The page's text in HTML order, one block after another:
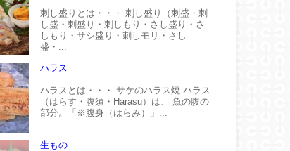
刺し盛りとは・・・ 刺し盛り（刺盛・刺
し盛・刺盛り・刺しもり・さし盛り・さ
しもり・サシ盛り・刺しモリ・さし
盛・...
ハラス
ハラスとは・・・ サケのハラス焼 ハラス
（はらす・腹須・Harasu）は、 魚の腹の
部分。「※腹身（はらみ）」...
生もの